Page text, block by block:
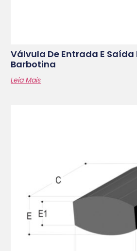
Válvula De Entrada E Saída
Barbotina
Leia Mais